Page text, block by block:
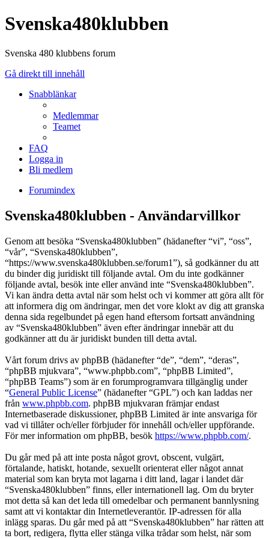
Svenska480klubben
Svenska 480 klubbens forum
Gå direkt till innehåll
Snabblänkar
Medlemmar
Teamet
FAQ
Logga in
Bli medlem
Forumindex
Svenska480klubben - Användarvillkor
Genom att besöka “Svenska480klubben” (hädanefter “vi”, “oss”,
“vår”, “Svenska480klubben”,
“https://www.svenska480klubben.se/forum1”), så godkänner du att
du binder dig juridiskt till följande avtal. Om du inte godkänner
följande avtal, besök inte eller använd inte “Svenska480klubben”.
Vi kan ändra detta avtal när som helst och vi kommer att göra allt för
att informera dig om ändringar, men det vore klokt av dig att granska
denna sida regelbundet på egen hand eftersom fortsatt användning
av “Svenska480klubben” även efter ändringar innebär att du
godkänner att du är juridiskt bunden till detta avtal.
Vårt forum drivs av phpBB (hädanefter “de”, “dem”, “deras”,
“phpBB mjukvara”, “www.phpbb.com”, “phpBB Limited”,
“phpBB Teams”) som är en forumprogramvara tillgänglig under
“General Public License” (hädanefter “GPL”) och kan laddas ner
från www.phpbb.com. phpBB mjukvaran främjar endast
Internetbaserade diskussioner, phpBB Limited är inte ansvariga för
vad vi tillåter och/eller förbjuder för innehåll och/eller uppförande.
För mer information om phpBB, besök https://www.phpbb.com/.
Du går med på att inte posta något grovt, obscent, vulgärt,
förtalande, hatiskt, hotande, sexuellt orienterat eller något annat
material som kan bryta mot lagarna i ditt land, lagar i landet där
“Svenska480klubben” finns, eller internationell lag. Om du bryter
mot detta så kan det leda till omedelbar och permanent bannlysning
samt att vi kontaktar din Internetleverantör. IP-adressen för alla
inlägg sparas. Du går med på att “Svenska480klubben” har rätten att
ta bort, redigera, flytta eller stänga vilka trådar som helst, när som